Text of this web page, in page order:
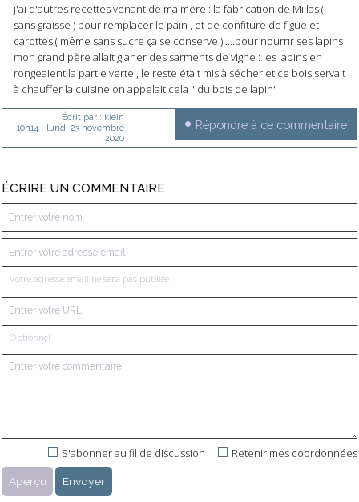
j'ai d'autres recettes venant de ma mère : la fabrication de Millas (
sans graisse ) pour remplacer le pain , et de confiture de figue et
carottes ( même sans sucre ça se conserve ) ....pour nourrir ses lapins
mon grand père allait glaner des sarments de vigne : les lapins en
rongeaient la partie verte , le reste était mis à sécher et ce bois servait
à chauffer la cuisine on appelait cela " du bois de lapin"
Écrit par : klein
10h14- lundi 23 novembre
2020
Répondre à ce commentaire
ÉCRIRE UN COMMENTAIRE
Votre adresse email ne sera pas publiée
Optionnel
Retenir mes coordonnées
S'abonner au fil de discussion